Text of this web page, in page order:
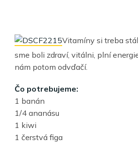
Vitamíny si treba
sme boli zdraví, vitálni, plní
nám potom odvďačí.
Čo potrebujeme:
1 banán
1/4 ananásu
1 kiwi
1 čerstvá figa